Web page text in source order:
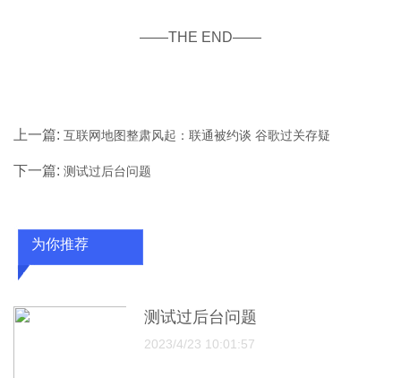
——THE END——
上一篇:互联网地图整肃风起：联通被约谈 谷歌过关存疑
下一篇:测试过后台问题
为你推荐
测试过后台问题
2023/4/23 10:01:57